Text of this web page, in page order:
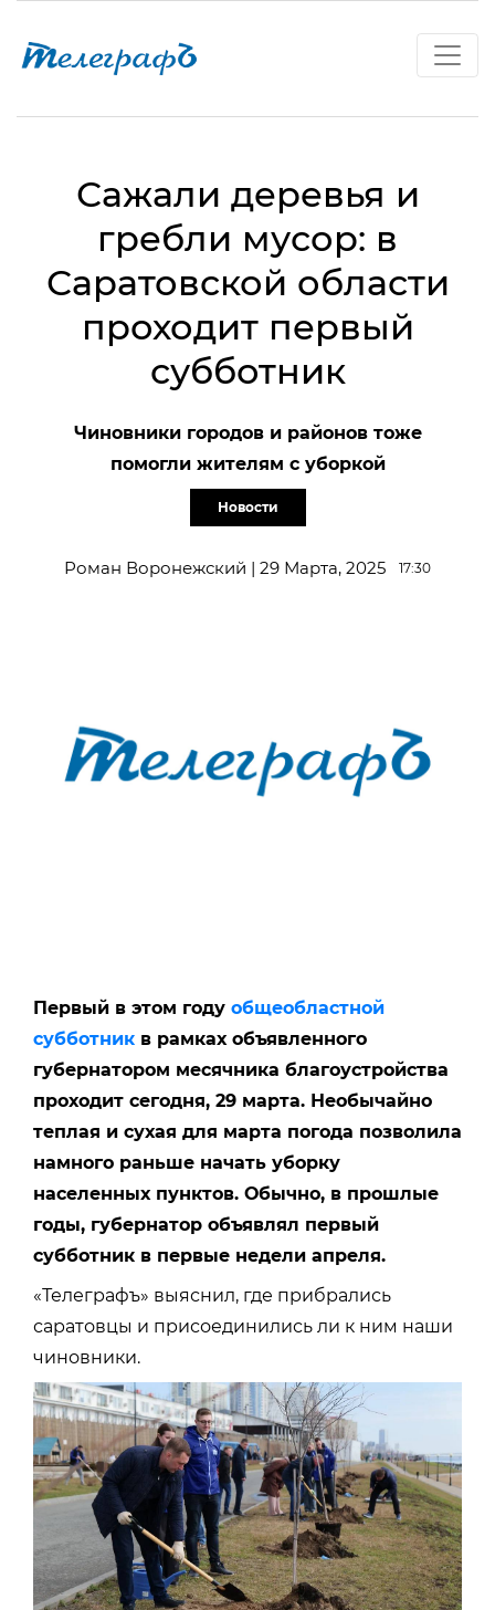
Сажали деревья и
гребли мусор: в
Саратовской области
проходит первый
субботник
Чиновники городов и районов тоже
помогли жителям с уборкой
Новости
Роман Воронежский | 29 Марта, 2025 17:30
Первый в этом году общеобластной
субботник в рамках объявленного
губернатором месячника благоустройства
проходит сегодня, 29 марта. Необычайно
теплая и сухая для марта погода позволила
намного раньше начать уборку
населенных пунктов. Обычно, в прошлые
годы, губернатор объявлял первый
субботник в первые недели апреля.
«Телеграфъ» выяснил, где прибрались
саратовцы и присоединились ли к ним наши
чиновники.